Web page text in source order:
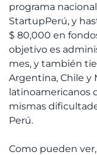
programa
StartupPerú, y
$ 80,000 en
objetivo es
mes, y también
Argentina, Chile y
latinoamericanos
mismas
Perú.
Como pueden